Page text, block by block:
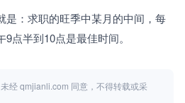
是：求职的旺季中某月的中间，每
点半到10点是最佳时间。
经 qmjianli.com 同意，不得转载或采